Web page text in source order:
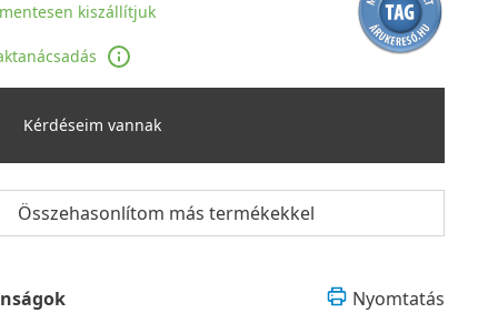
kiszállítjuk
Kérdéseim vannak
Összehasonlítom más termékekkel
Nyomtatás